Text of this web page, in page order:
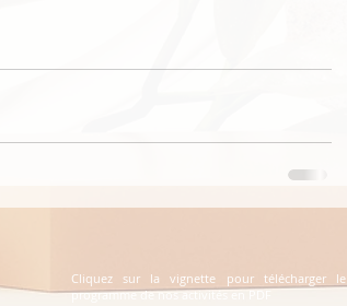
Cliquez sur la vignette pour télécharger le
programme de nos activités en PDF